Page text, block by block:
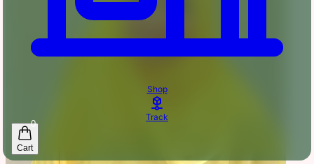
Shop
Track
0
Cart